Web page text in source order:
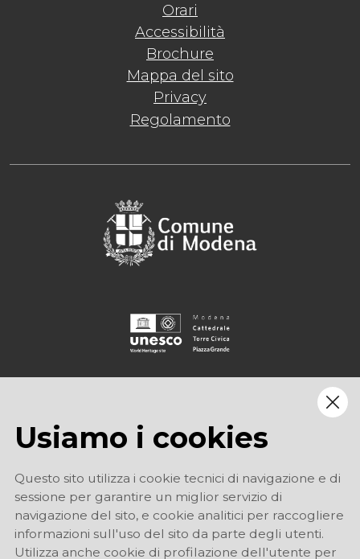
Orari
Accessibilità
Brochure
Mappa del sito
Privacy
Regolamento
Usiamo i cookies
Questo sito utilizza i cookie tecnici di navigazione e di
sessione per garantire un miglior servizio di
navigazione del sito, e cookie analitici per raccogliere
informazioni sull'uso del sito da parte degli utenti.
Utilizza anche cookie di profilazione dell'utente per